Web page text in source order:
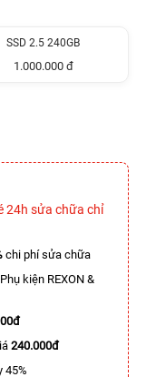
SSD 2.5 240GB
1.000.000 đ
24h sửa chữa chỉ
chi phí sửa chữa
kiện REXON &
240.000đ
45%